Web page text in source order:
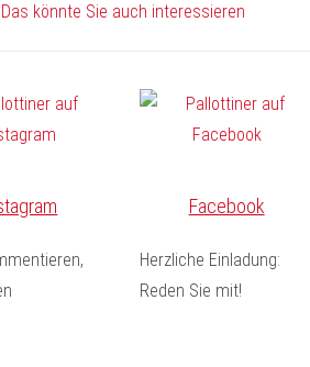
Das könnte Sie auch interessieren
Facebook
Herzliche Einladung:
Reden Sie mit!